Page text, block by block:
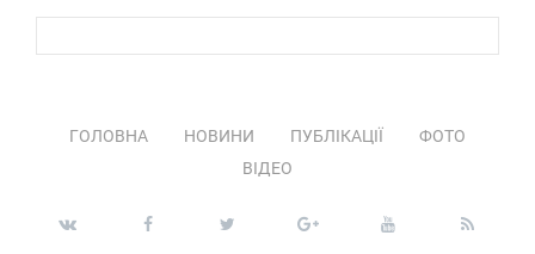
ГОЛОВНА НОВИНИ ПУБЛІКАЦІЇ
ФОТО
ВІДЕО